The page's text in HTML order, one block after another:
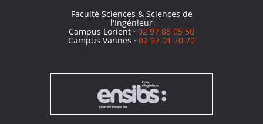
Faculté Sciences & Sciences de
l'Ingénieur
Campus Lorient · 02 97 88 05 50
Campus Vannes · 02 97 01 70 70